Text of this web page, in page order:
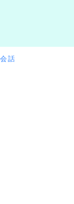
話